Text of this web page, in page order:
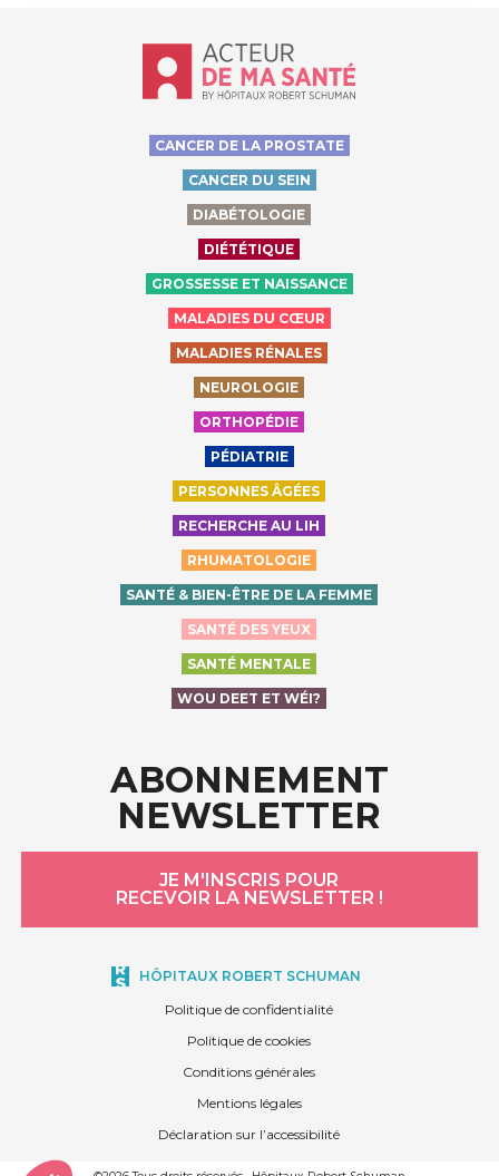
Accueil - Acteur de ma santé, by
CANCER DE LA PROSTATE
CANCER DU SEIN
DIABÉTOLOGIE
DIÉTÉTIQUE
GROSSESSE ET NAISSANCE
MALADIES DU CŒUR
MALADIES RÉNALES
NEUROLOGIE
ORTHOPÉDIE
PÉDIATRIE
PERSONNES ÂGÉES
RECHERCHE AU LIH
RHUMATOLOGIE
SANTÉ & BIEN-ÊTRE DE LA FEMME
SANTÉ DES YEUX
SANTÉ MENTALE
WOU DEET ET WÉI?
ABONNEMENT
NEWSLETTER
JE M'INSCRIS POUR
RECEVOIR LA NEWSLETTER !
HÔPITAUX ROBERT SCHUMAN
Politique de confidentialité
Politique de cookies
Conditions générales
Mentions légales
Déclaration sur l’accessibilité